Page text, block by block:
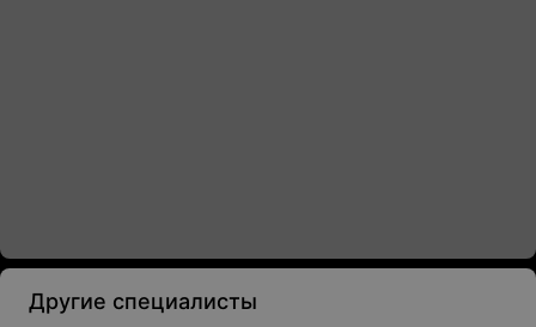
Другие специалисты